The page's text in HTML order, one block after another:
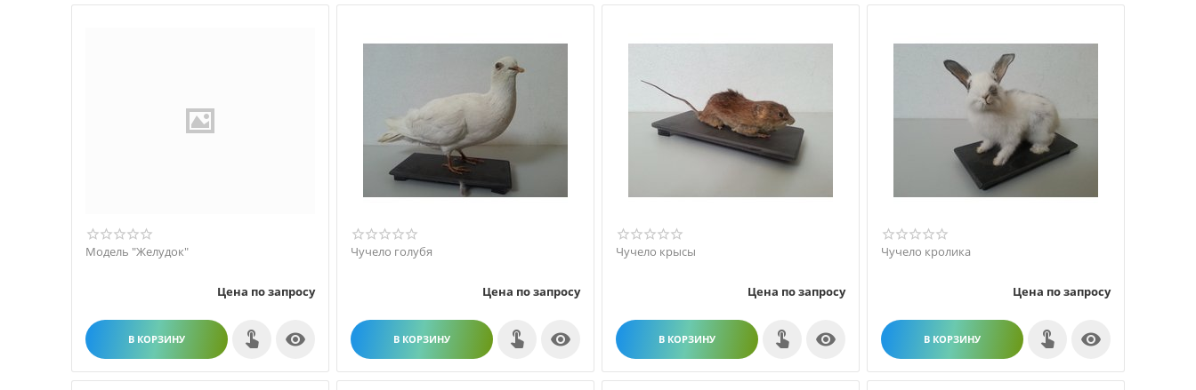
Модель "Желудок"
Цена по запросу
В КОРЗИНУ 
Чучело голубя
Цена по запросу
В КОРЗИНУ 
Чучело крысы
Цена по запросу
В КОРЗИНУ 
Чучело кролика
Цена по запросу
В КОРЗИНУ 